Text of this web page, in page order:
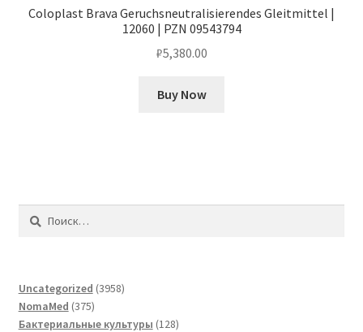
Coloplast Brava Geruchsneutralisierendes Gleitmittel |
12060 | PZN 09543794
₽5,380.00
Buy Now
Найти:
Uncategorized 39583958
NomaMed 375375
товаров
Бактериальные культуры 128128